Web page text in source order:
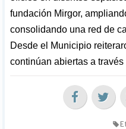
fundación Mirgor,
consolidando una red de
Desde el Municipio
continúan abiertas a